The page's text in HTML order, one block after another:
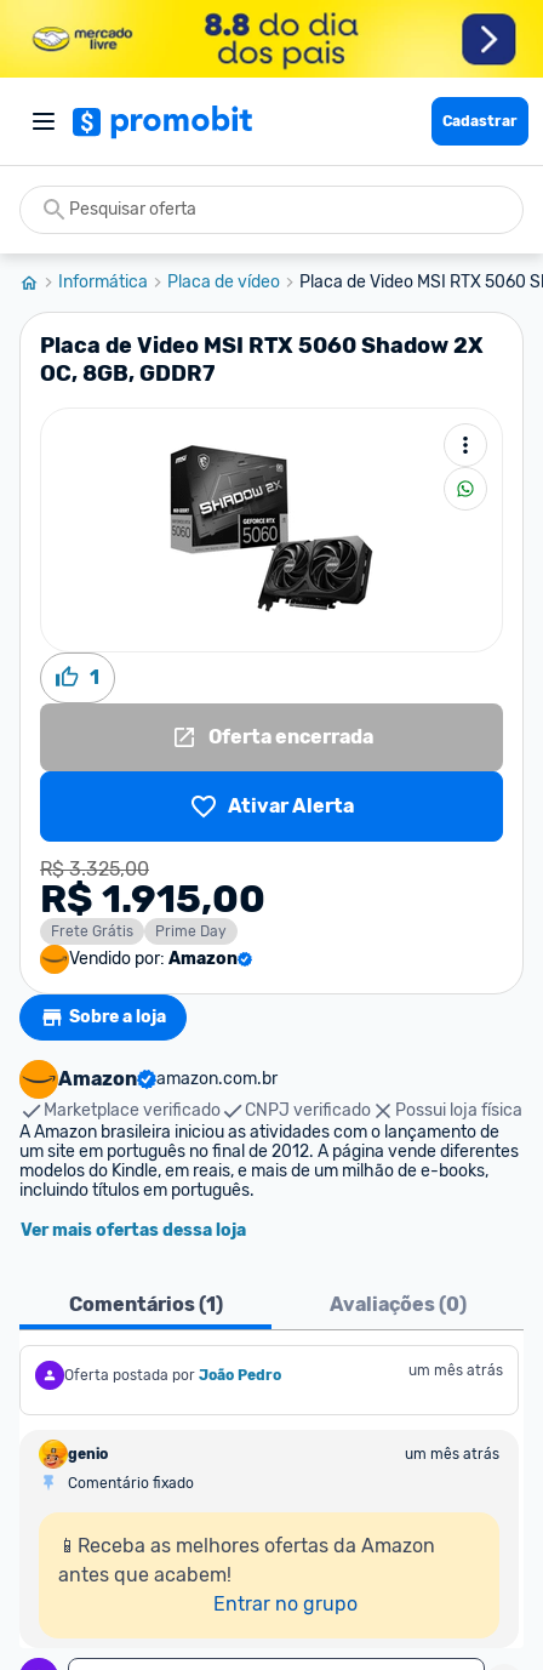
Cadastrar
Informática Placa de vídeo Placa de Video MSI RTX 5060
Placa de Video MSI RTX 5060 Shadow 2X
OC, 8GB, GDDR7
1
Oferta encerrada
Ativar Alerta
R$ 3.325,00
R$ 1.915,00
Frete Grátis Prime Day
Vendido por: Amazon
Sobre a loja
Amazon
amazon.com.br
Marketplace verificado
CNPJ verificado
Possui loja física
A Amazon brasileira iniciou as atividades com o lançamento de
um site em português no final de 2012. A página vende diferentes
modelos do Kindle, em reais, e mais de um milhão de e-books,
incluindo títulos em português.
Ver mais ofertas dessa loja
Comentários (1) Avaliações (0)
Oferta postada por João Pedro um mês atrás
genio
um mês atrás
Comentário fixado
📱Receba as melhores ofertas da Amazon
antes que acabem!
Entrar no grupo